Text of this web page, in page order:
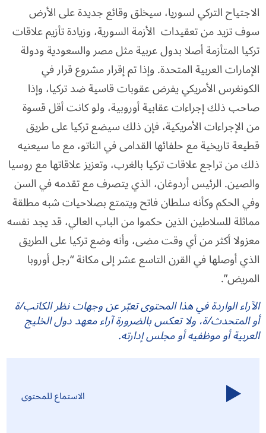
الاجتياح التركي لسوريا، سيخلق وقائع جديدة على الأرض
سوف تزيد من تعقيدات الأزمة السورية، وزيادة تأزيم علاقات
تركيا المتأزمة أصلا بدول عربية مثل مصر والسعودية ودولة
الإمارات العربية المتحدة. وإذا تم إقرار مشروع قرار في
الكونغرس الأمريكي يفرض عقوبات قاسية ضد تركيا، وإذا
صاحب ذلك إجراءات عقابية أوروبية، ولو كانت أقل قسوة
من الإجراءات الأمريكية، فإن ذلك سيضع تركيا على طريق
قطيعة تاريخية مع حلفائها القدامى في الناتو، مع ما سيعنيه
ذلك من تراجع علاقات تركيا بالغرب، وتعزيز علاقاتها مع روسيا
والصين. الرئيس أردوغان، الذي يتصرف مع تقدمه في السن
وفي الحكم وكأنه سلطان فاتح ويتمتع بصلاحيات شبه مطلقة
مماثلة للسلاطين الذين حكموا من الباب العالي، قد يجد نفسه
معزولا أكثر من أي وقت مضى، وأنه وضع تركيا على الطريق
الذي أوصلها في القرن التاسع عشر إلى مكانة “رجل أوروبا
المريض”.
الآراء الواردة في هذا المحتوى تعبّر عن وجهات نظر الكاتب/ة
أو المتحدث/ة، ولا تعكس بالضرورة آراء معهد دول الخليج
العربية أو موظفيه أو مجلس إدارته.
الاستماع للمحتوى